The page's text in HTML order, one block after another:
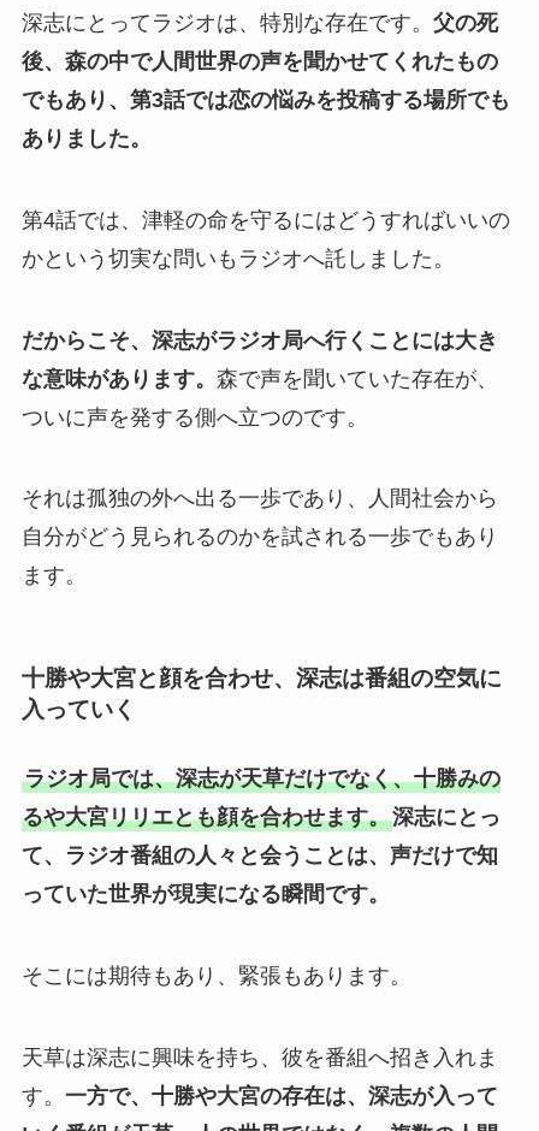
深志にとってラジオは、特別な存在です。 父の死
後、森の中で人間世界の声を聞かせてくれたもの
でもあり、第3話では恋の悩みを投稿する場所でも
ありました。
第4話では、津軽の命を守るにはどうすればいいの
かという切実な問いもラジオへ託しました。
だからこそ、深志がラジオ局へ行くことには大き
な意味があります。 森で声を聞いていた存在が、
ついに声を発する側へ立つのです。
それは孤独の外へ出る一歩であり、人間社会から
自分がどう見られるのかを試される一歩でもあり
ます。
十勝や大宮と顔を合わせ、深志は番組の空気に
入っていく
ラジオ局では、深志が天草だけでなく、十勝みの
るや大宮リリエとも顔を合わせます。深志にとっ
て、ラジオ番組の人々と会うことは、声だけで知
っていた世界が現実になる瞬間です。
そこには期待もあり、緊張もあります。
天草は深志に興味を持ち、彼を番組へ招き入れま
す。 一方で、十勝や大宮の存在は、深志が入って